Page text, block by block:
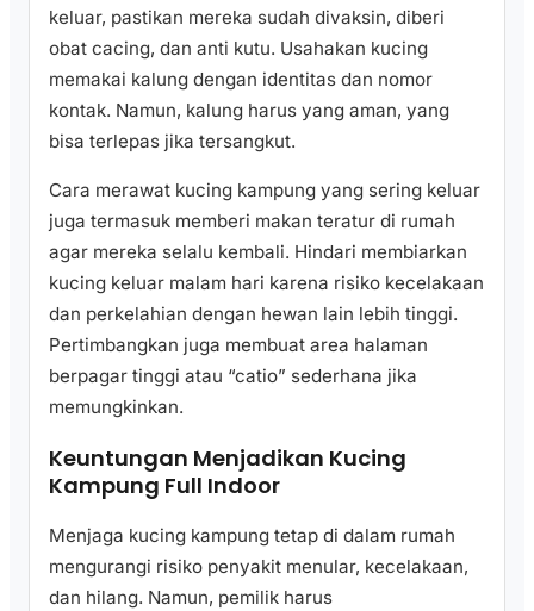
keluar, pastikan mereka sudah divaksin, diberi
obat cacing, dan anti kutu. Usahakan kucing
memakai kalung dengan identitas dan nomor
kontak. Namun, kalung harus yang aman, yang
bisa terlepas jika tersangkut.
Cara merawat kucing kampung yang sering keluar
juga termasuk memberi makan teratur di rumah
agar mereka selalu kembali. Hindari membiarkan
kucing keluar malam hari karena risiko kecelakaan
dan perkelahian dengan hewan lain lebih tinggi.
Pertimbangkan juga membuat area halaman
berpagar tinggi atau “catio” sederhana jika
memungkinkan.
Keuntungan Menjadikan Kucing
Kampung Full Indoor
Menjaga kucing kampung tetap di dalam rumah
mengurangi risiko penyakit menular, kecelakaan,
dan hilang. Namun, pemilik harus